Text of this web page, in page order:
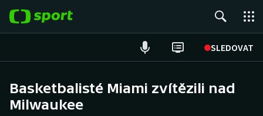
SLEDOVAT
Hokej
Basketbalisté Miami zvítězili nad
Milwaukee